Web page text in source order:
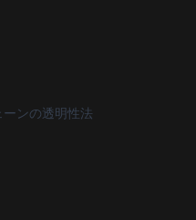
ーンの透明性法